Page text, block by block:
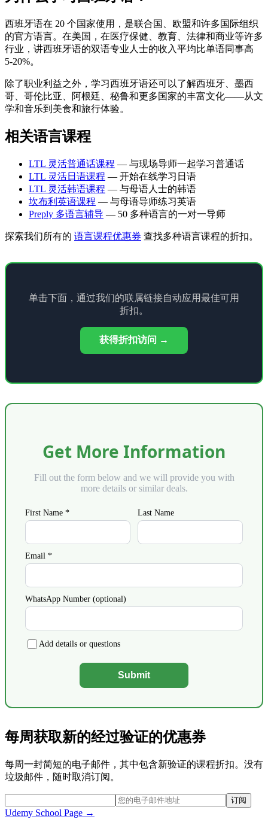
西班牙语在 20 个国家使用，是联合国、欧盟和许多国际组织
的官方语言。在美国，在医疗保健、教育、法律和商业等许多
行业，讲西班牙语的双语专业人士的收入平均比单语同事高
5-20%。
除了职业利益之外，学习西班牙语还可以了解西班牙、墨西
哥、哥伦比亚、阿根廷、秘鲁和更多国家的丰富文化——从文
学和音乐到美食和旅行体验。
相关语言课程
LTL 灵活普通话课程 — 与现场导师一起学习普通话
LTL 灵活日语课程 — 开始在线学习日语
LTL 灵活韩语课程 — 与母语人士的韩语
坎布利英语课程 — 与母语导师练习英语
Preply 多语言辅导 — 50 多种语言的一对一导师
探索我们所有的 语言课程优惠券 查找多种语言课程的折扣。
单击下面，通过我们的联属链接自动应用最佳可用
折扣。
获得折扣访问 →
Get More Information
Fill out the form below and we will provide you with
more details or similar deals.
First Name * Last Name
Email *
WhatsApp Number (optional)
Add details or questions
Submit
每周获取新的经过验证的优惠券
每周一封简短的电子邮件，其中包含新验证的课程折扣。没有
垃圾邮件，随时取消订阅。
订阅
Udemy School Page →